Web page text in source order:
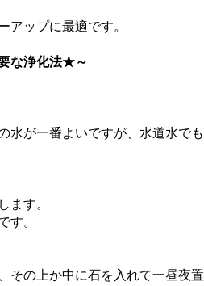
アップに最適です。
な浄化法★～
水が一番よいですが、水道水でも
ます。
す。
その上か中に石を入れて一昼夜置